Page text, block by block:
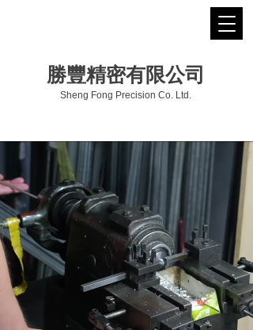
勝豐精密有限公司
Sheng Fong Precision Co. Ltd.